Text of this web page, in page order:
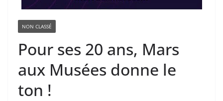
NON CLASSÉ
Pour ses 20 ans, Mars
aux Musées donne le
ton !